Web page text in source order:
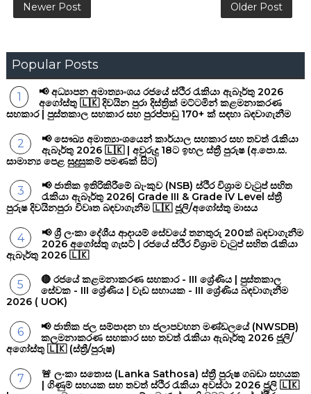
Newer Post Older Post
Popular Posts
📢 අධ්‍යාපන අමාත්‍යාංශය රජයේ ස්ථිර රැකියා ඇබෑර්තු 2026
අගෝස්තු 🇱🇰 දිවයින පුරා දිස්ත්‍රික් මට්ටමින් කළමනාකරණ
සහකාර | පුස්තකාල සහකාර සහ පුරප්පාඩු 170+ ක් සඳහා බඳවාගැනීම
📢 සෞඛ්‍ය අමාත්‍යාංශයෙන් කාර්යාල සහකාර සහ තවත් රැකියා
ඇබෑර්තු 2026 🇱🇰 | අවුරුදු 18ට ඉහල ස්ත්‍රී පුරුෂ (අ.පො.ස.
සාමාන්‍ය පෙළ සුදුසුකම් පමණක් සිට)
📢 ජාතික ඉතිරිකිරීමේ බැංකුව (NSB) ස්ථිර විශ්‍රාම වැටුප් සහිත
රැකියා ඇබෑර්තු 2026| Grade III & Grade IV Level ස්ත්‍රී
පුරුෂ දිවයිනපුරා විවෘත බඳවාගැනීම 🇱🇰 ජූලි/අගෝස්තු මාසය
📢 ශ්‍රී ලංකා දේශීය ආදායම් සේවයේ තනතුරු 200ක් බඳවාගැනීම
2026 අගෝස්තු ගැසට් | රජයේ ස්ථිර විශ්‍රාම වැටුප් සහිත රැකියා
ඇබෑර්තු 2026 🇱🇰
🔴 රජයේ කළමනාකරණ සහකාර - III ශ්‍රේණිය | පුස්තකාල
සේවක - III ශ්‍රේණිය | වැඩ සහායක - III ශ්‍රේණිය බඳවාගැනීම
2026 ( UOK)
📢 ජාතික ජල සම්පාදන හා ජලාපවහන මණ්ඩලයේ (NWSDB)
කලමනාකරණ සහකාර සහ තවත් රැකියා ඇබෑර්තු 2026 ජූලි/
අගෝස්තු 🇱🇰 (ස්ත්‍රී/පුරුෂ)
🚨 ලංකා සතොස (Lanka Sathosa) ස්ත්‍රී පුරුෂ ගබඩා සහයක
| ගිණුම් සහයක සහ තවත් ස්ථිර රැකියා අවස්ථා 2026 ජූලි 🇱🇰